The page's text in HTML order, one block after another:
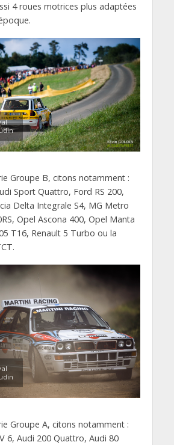
4 roues motrices plus adaptées
Groupe B, citons notamment :
Sport Quattro, Ford RS 200,
Delta Integrale S4, MG Metro
Opel Ascona 400, Opel Manta
T16, Renault 5 Turbo ou la
Groupe A, citons notamment :
6, Audi 200 Quattro, Audi 80